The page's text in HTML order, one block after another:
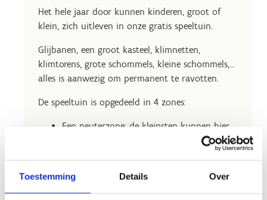
Toestemming Details Over
Het hele jaar door kunnen kinderen, groot of
klein, zich uitleven in onze gratis speeltuin.
Glijbanen, een groot kasteel, klimnetten,
klimtorens, grote schommels, kleine schommels,...
alles is aanwezig om permanent te ravotten.
De speeltuin is opgedeeld in 4 zones:
Een peuterzone: de kleinsten kunnen hier
samen met mama, papa of grootouders de
Een traditionele speeltuin: glijbanen,
wippen, schommels zijn allemaal aanwezig